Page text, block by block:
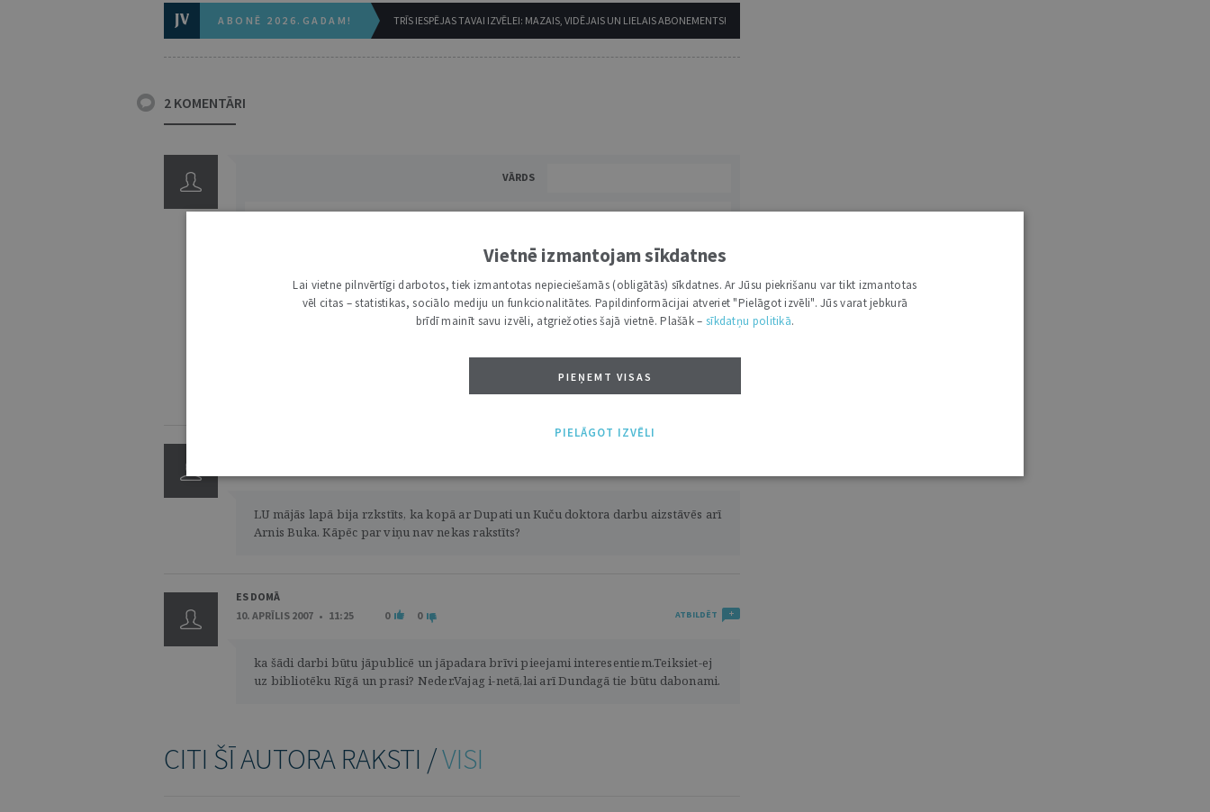
ABONĒ 2026.GADAM! TRĪS IESPĒJAS TAVAI IZVĒLEI: MAZAIS, VIDĒJAIS UN LIELAIS ABONEMENTS!
2 KOMENTĀRI
VĀRDS
LU mājās lapā bija rzkstīts, ka kopā ar Dupati un Kuču doktora darbu aizstāvēs arī
Arnis Buka. Kāpēc par viņu nav nekas rakstīts?
ES DOMĀ
10. APRĪLIS 2007 • 11:25
0 0 ATBILDĒT
ka šādi darbi būtu jāpublicē un jāpadara brīvi pieejami interesentiem.Teiksiet-ej
uz bibliotēku Rīgā un prasi? Neder.Vajag i-netā,lai arī Dundagā tie būtu dabonami.
CITI ŠĪ AUTORA RAKSTI /VISI
Vietnē izmantojam sīkdatnes
Lai vietne pilnvērtīgi darbotos, tiek izmantotas nepieciešamās (obligātās) sīkdatnes. Ar Jūsu piekrišanu var tikt izmantotas
vēl citas – statistikas, sociālo mediju un funkcionalitātes. Papildinformācijai atveriet "Pielāgot izvēli". Jūs varat jebkurā
brīdī mainīt savu izvēli, atgriežoties šajā vietnē. Plašāk – sīkdatņu politikā.
PIEŅEMT VISAS
PIELĀGOT IZVĒLI